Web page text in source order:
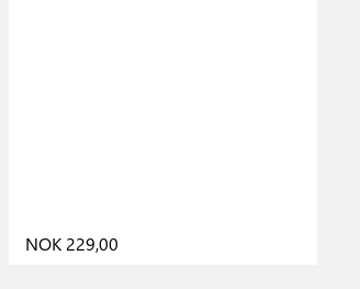
NOK 229,00